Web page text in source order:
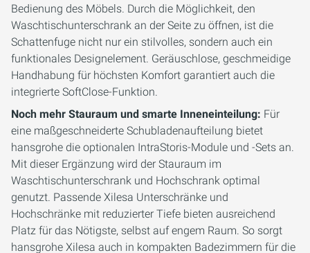
Bedienung des Möbels. Durch die Möglichkeit, den
Waschtischunterschrank an der Seite zu öffnen, ist die
Schattenfuge nicht nur ein stilvolles, sondern auch ein
funktionales Designelement. Geräuschlose, geschmeidige
Handhabung für höchsten Komfort garantiert auch die
integrierte SoftClose-Funktion.
Noch mehr Stauraum und smarte Inneneinteilung: Für
eine maßgeschneiderte Schubladenaufteilung bietet
hansgrohe die optionalen IntraStoris-Module und -Sets an.
Mit dieser Ergänzung wird der Stauraum im
Waschtischunterschrank und Hochschrank optimal
genutzt. Passende Xilesa Unterschränke und
Hochschränke mit reduzierter Tiefe bieten ausreichend
Platz für das Nötigste, selbst auf engem Raum. So sorgt
hansgrohe Xilesa auch in kompakten Badezimmern für die